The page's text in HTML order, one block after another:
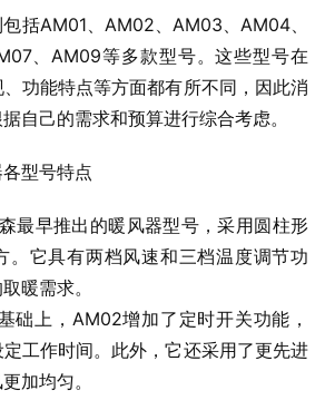
括AM01、AM02、AM03、AM04、
、AM09等多款型号。这些型号在
功能特点等方面都有所不同，因此消
自己的需求和预算进行综合考虑。
型号特点
最早推出的暖风器型号，采用圆柱形
。它具有两档风速和三档温度调节功
暖需求。
础上，AM02增加了定时开关功能，
工作时间。此外，它还采用了更先进
加均匀。